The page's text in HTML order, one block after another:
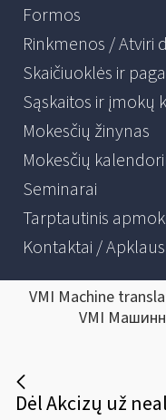
Formos
Rinkmenos / Atviri
Skaičiuoklės ir
Sąskaitos ir įmokų
Mokesčių žinynas
Mokesčių
Seminarai
Tarptautinis
Kontaktai /
VMI Machine
VMI